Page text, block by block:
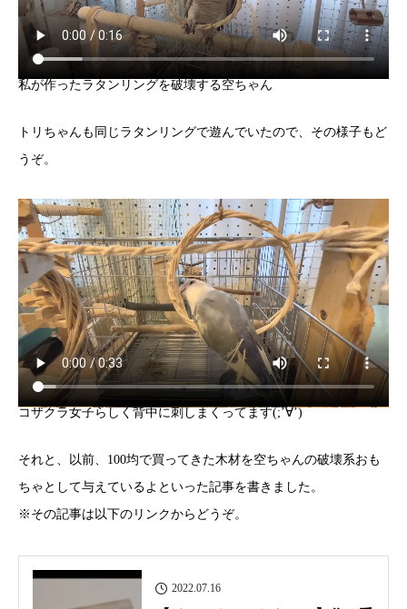
私が作ったラタンリングを破壊する空ちゃん
トリちゃんも同じラタンリングで遊んでいたので、その様子もど
うぞ。
コザクラ女子らしく背中に刺しまくってます(;’∀’)
それと、以前、100均で買ってきた木材を空ちゃんの破壊系おも
ちゃとして与えているよといった記事を書きました。
※その記事は以下のリンクからどうぞ。
2022.07.16